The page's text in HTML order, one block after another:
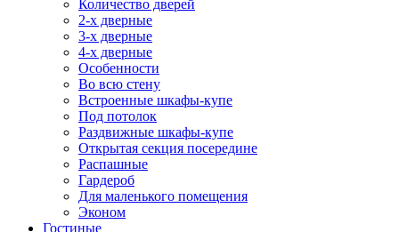
Количество дверей
2-х дверные
3-х дверные
4-х дверные
Особенности
Во всю стену
Встроенные шкафы-купе
Под потолок
Раздвижные шкафы-купе
Открытая секция посередине
Распашные
Гардероб
Для маленького помещения
Эконом
Гостиные